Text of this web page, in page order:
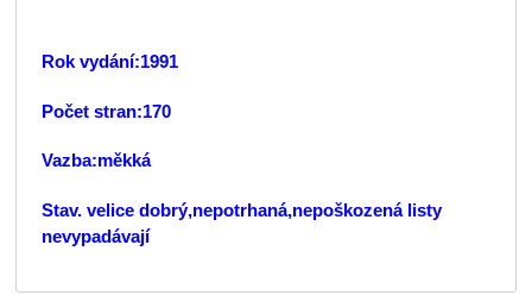
Rok vydání:1991
Počet stran:170
Vazba:měkká
Stav. velice dobrý,nepotrhaná,nepoškozená listy
nevypadávají